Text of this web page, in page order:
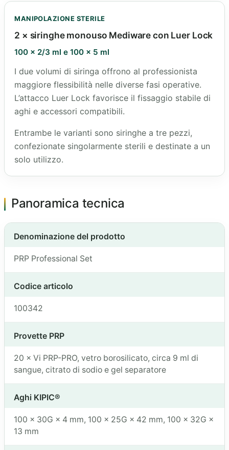
MANIPOLAZIONE STERILE
2 × siringhe monouso Mediware con Luer Lock
100 × 2/3 ml e 100 × 5 ml
I due volumi di siringa offrono al professionista
maggiore flessibilità nelle diverse fasi operative.
L’attacco Luer Lock favorisce il fissaggio stabile di
aghi e accessori compatibili.
Entrambe le varianti sono siringhe a tre pezzi,
confezionate singolarmente sterili e destinate a un
solo utilizzo.
Panoramica tecnica
Denominazione del prodotto
PRP Professional Set
Codice articolo
100342
Provette PRP
20 × Vi PRP-PRO, vetro borosilicato, circa 9 ml di
sangue, citrato di sodio e gel separatore
Aghi KIPIC®
100 × 30G × 4 mm, 100 × 25G × 42 mm, 100 × 32G ×
13 mm